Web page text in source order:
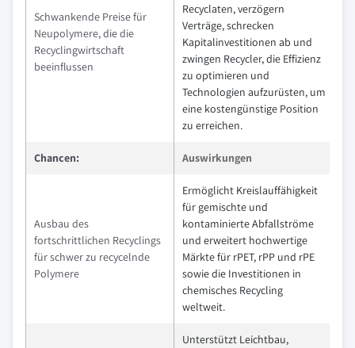
Schwankende Preise für
Neupolymere, die die
Recyclingwirtschaft
beeinflussen
Recyclaten, verzögern
Verträge, schrecken
Kapitalinvestitionen ab und
zwingen Recycler, die Effizienz
zu optimieren und
Technologien aufzurüsten, um
eine kostengünstige Position
zu erreichen.
Chancen: Auswirkungen
Ausbau des
fortschrittlichen Recyclings
für schwer zu recycelnde
Polymere
Ermöglicht Kreislauffähigkeit
für gemischte und
kontaminierte Abfallströme
und erweitert hochwertige
Märkte für rPET, rPP und rPE
sowie die Investitionen in
chemisches Recycling
weltweit.
Unterstützt Leichtbau,